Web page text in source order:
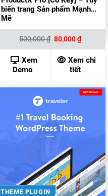
biến trang Sản phẩm Mạnh
Mẽ
500,000₫ Giá
gốc
là:
500,000 ₫.
80,000₫Giá
hiện
tại
là:
80,000
Xem
Demo
Xem chi
tiết
THEME PLUGIN